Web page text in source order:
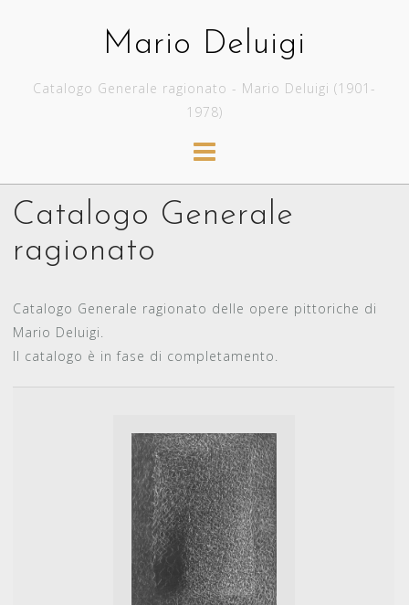
Mario Deluigi
Catalogo Generale ragionato - Mario Deluigi (1901-
1978)
Catalogo Generale
ragionato
Catalogo Generale ragionato delle opere pittoriche di
Mario Deluigi.
Il catalogo è in fase di completamento.